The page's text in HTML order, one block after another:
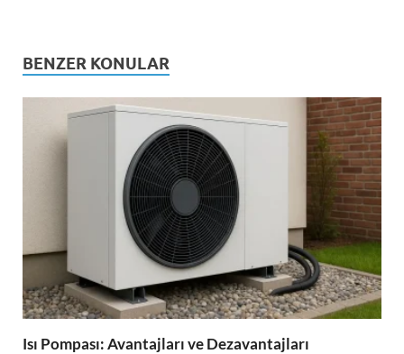
BENZER KONULAR
Isı Pompası: Avantajları ve Dezavantajları